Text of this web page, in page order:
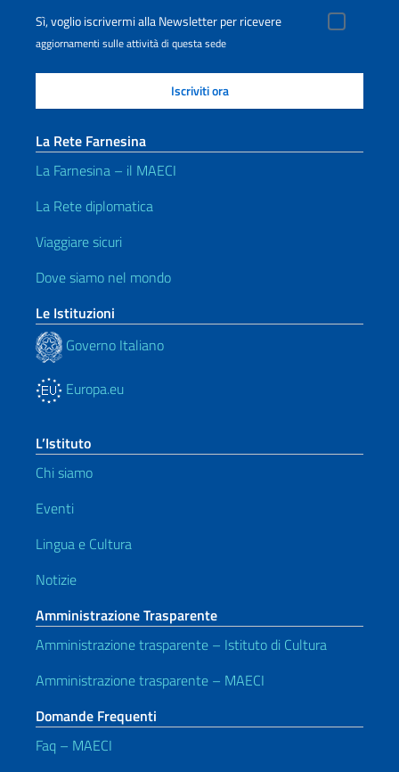
Sì, voglio iscrivermi alla Newsletter per ricevere
aggiornamenti sulle attività di questa sede
La Rete Farnesina
La Farnesina – il MAECI
La Rete diplomatica
Viaggiare sicuri
Dove siamo nel mondo
Le Istituzioni
Governo Italiano
Europa.eu
L’Istituto
Chi siamo
Eventi
Lingua e Cultura
Notizie
Amministrazione Trasparente
Amministrazione trasparente – Istituto di Cultura
Amministrazione trasparente – MAECI
Domande Frequenti
Faq – MAECI